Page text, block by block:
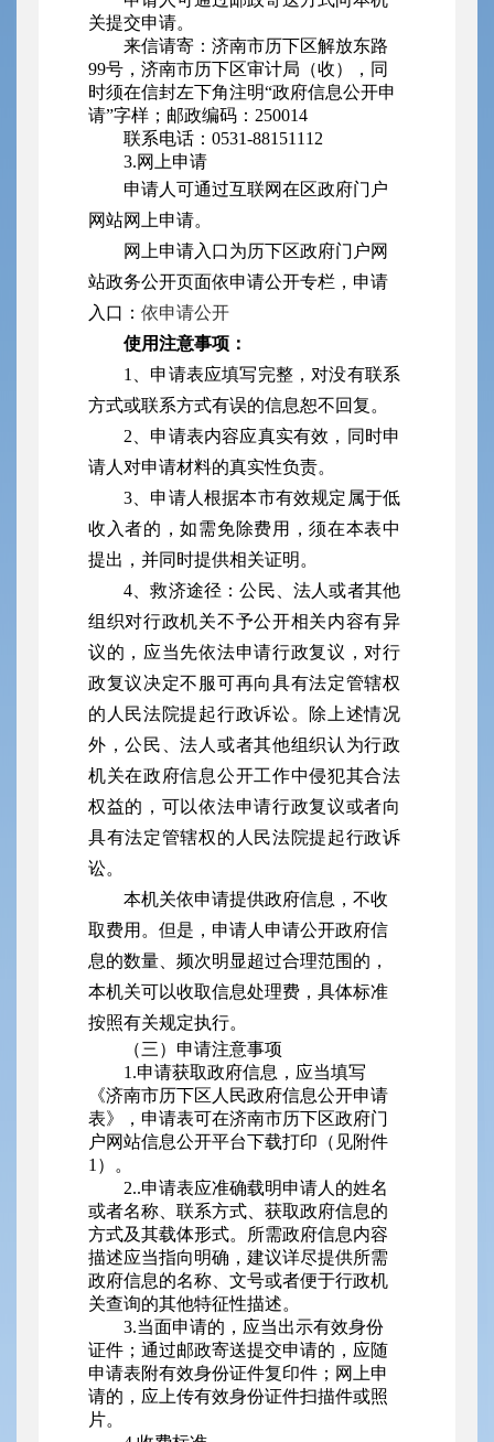
关提交申请。
来信请寄：济南市历下区解放东路
99号，济南市历下区审计局（收），同
时须在信封左下角注明“政府信息公开申
请”字样；邮政编码：250014
联系电话：0531-88151112
3.网上申请
申请人可通过互联网在区政府门户
网站网上申请。
网上申请入口为历下区政府门户网
站政务公开页面依申请公开专栏，申请
入口： 依申请公开
使用注意事项：
1、申请表应填写完整，对没有联系
方式或联系方式有误的信息恕不回复。
2、申请表内容应真实有效，同时申
请人对申请材料的真实性负责。
3、申请人根据本市有效规定属于低
收入者的，如需免除费用，须在本表中
提出，并同时提供相关证明。
4、救济途径：公民、法人或者其他
组织对行政机关不予公开相关内容有异
议的，应当先依法申请行政复议，对行
政复议决定不服可再向具有法定管辖权
的人民法院提起行政诉讼。除上述情况
外，公民、法人或者其他组织认为行政
机关在政府信息公开工作中侵犯其合法
权益的，可以依法申请行政复议或者向
具有法定管辖权的人民法院提起行政诉
讼。
本机关依申请提供政府信息，不收
取费用。但是，申请人申请公开政府信
息的数量、频次明显超过合理范围的，
本机关可以收取信息处理费，具体标准
按照有关规定执行。
（三）申请注意事项
1.申请获取政府信息，应当填写
《济南市历下区人民政府信息公开申请
表》，申请表可在济南市历下区政府门
户网站信息公开平台下载打印（见附件
1）。
2..申请表应准确载明申请人的姓名
或者名称、联系方式、获取政府信息的
方式及其载体形式。所需政府信息内容
描述应当指向明确，建议详尽提供所需
政府信息的名称、文号或者便于行政机
关查询的其他特征性描述。
3.当面申请的，应当出示有效身份
证件；通过邮政寄送提交申请的，应随
申请表附有效身份证件复印件；网上申
请的，应上传有效身份证件扫描件或照
片。